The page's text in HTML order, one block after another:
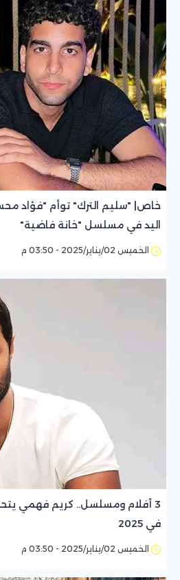
خاص| "سليم الترك" توأم "فؤاد
اليد في مسلسل "خانة فاضية"
الخميس 02/يناير/2025 - 03:50 م
3 أفلام ومسلسل.. كريم فهمي
في 2025
الخميس 02/يناير/2025 - 03:50 م